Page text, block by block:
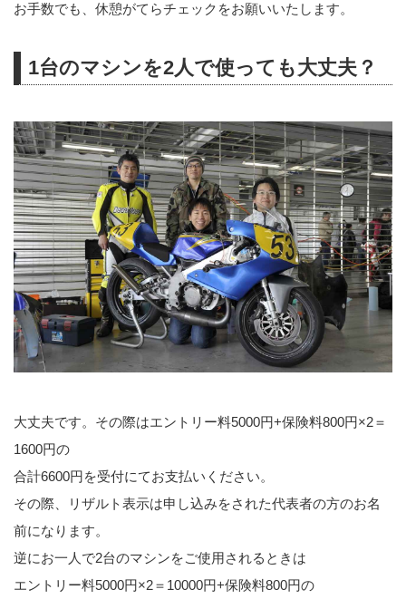
お手数でも、休憩がてらチェックをお願いいたします。
1台のマシンを2人で使っても大丈夫？
大丈夫です。その際はエントリー料5000円+保険料800円×2＝
1600円の
合計6600円を受付にてお支払いください。
その際、リザルト表示は申し込みをされた代表者の方のお名
前になります。
逆にお一人で2台のマシンをご使用されるときは
エントリー料5000円×2＝10000円+保険料800円の